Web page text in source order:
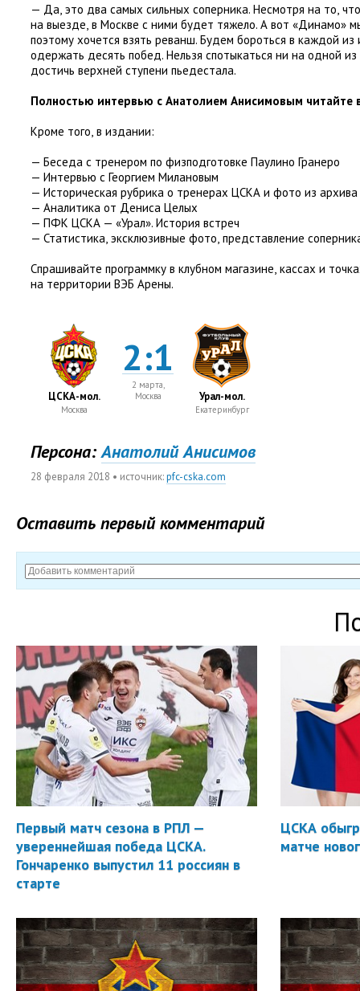
— Да это два самых сильных соперника. Несмотря на то что
на выезде в Москве с ними будет тяжело. А вот «Динамо»
поэтому хочется взять реванш. Будем бороться в каждой из
одержать десять побед. Нельзя спотыкаться ни на одной
достичь верхней ступени пьедестала.
Полностью интервью с Анатолием Анисимовым читайте
Кроме того в издании:
— Беседа с тренером по физподготовке Паулино Гранеро
— Интервью с Георгием Милановым
— Историческая рубрика о тренерах ЦСКА и фото из
— Аналитика от Дениса Целых
— ПФК ЦСКА — «Урал». История встреч
— Статистика эксклюзивные фото представление
Спрашивайте программку в клубном магазине кассах и
на территории ВЭБ Арены.
ЦСКА-мол.
Москва
2:1
2 марта,
Москва
Урал-мол.
Екатеринбург
Персона: Анатолий Анисимов
28 февраля 2018 • источник:pfc-cska.com
Оставить первый комментарий
Первый матч сезона в РПЛ —
увереннейшая победа ЦСКА.
Гончаренко выпустил 11 россиян в
старте
ЦСКА
матче